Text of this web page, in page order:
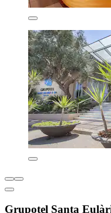
Grupotel Santa